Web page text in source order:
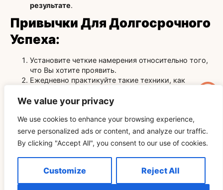
We value your privacy
We use cookies to enhance your browsing experience,
serve personalized ads or content, and analyze our traffic.
By clicking "Accept All", you consent to our use of cookies.
Customize Reject All
результате.
Привычки Для Долгосрочного
Успеха:
Установите четкие намерения относительно того,
что Вы хотите проявить.
Ежедневно практикуйте такие техники, как
Отмечайте маленькие победы, чтобы нарастить
Заключение
Ваших мыслей, эмоций и действий. Используете ли Вы
метод 369 манифестаций, создаетедоску виденияили